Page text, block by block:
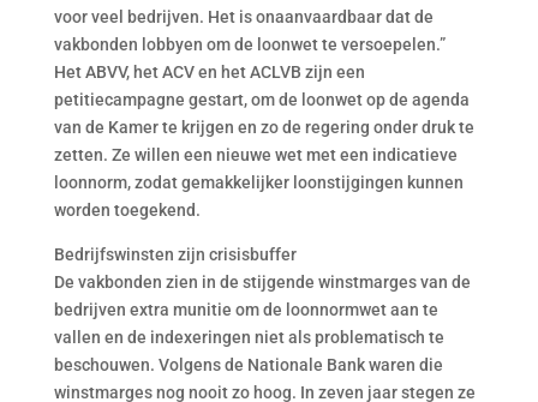
voor veel bedrijven. Het is onaanvaardbaar dat de
vakbonden lobbyen om de loonwet te versoepelen.”
Het ABVV, het ACV en het ACLVB zijn een
petitiecampagne gestart, om de loonwet op de agenda
van de Kamer te krijgen en zo de regering onder druk te
zetten. Ze willen een nieuwe wet met een indicatieve
loonnorm, zodat gemakkelijker loonstijgingen kunnen
worden toegekend.
Bedrijfswinsten zijn crisisbuffer
De vakbonden zien in de stijgende winstmarges van de
bedrijven extra munitie om de loonnormwet aan te
vallen en de indexeringen niet als problematisch te
beschouwen. Volgens de Nationale Bank waren die
winstmarges nog nooit zo hoog. In zeven jaar stegen ze